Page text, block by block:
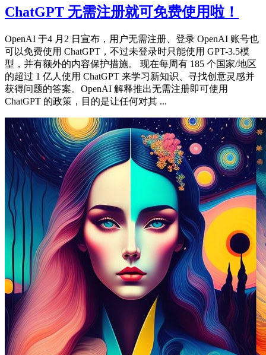
ChatGPT 无需注册就可免费使用啦！
OpenAI 于4 月2 日宣布，用户无需注册、登录 OpenAI 账号也
可以免费使用 ChatGPT，不过未登录时只能使用 GPT-3.5模
型，并有额外的内容保护措施。 现在每周有 185 个国家/地区
的超过 1 亿人使用 ChatGPT 来学习新知识、寻找创意灵感并
获得问题的答案。OpenAI 解释推出无需注册即可使用
ChatGPT 的政策，目的是让任何对其 ...